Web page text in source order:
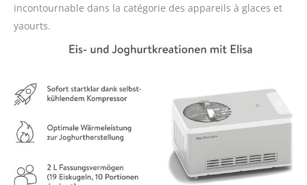
incontournable dans la catégorie des appareils à glaces et
yaourts.